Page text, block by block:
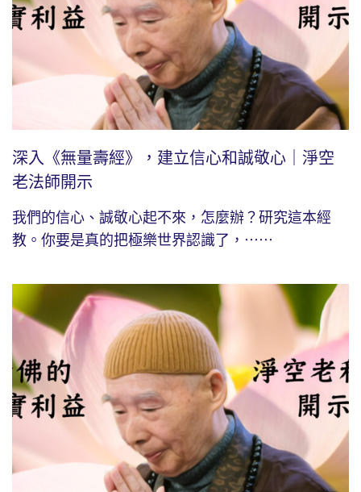
深入《無量壽經》，建立信心和誠敬心｜淨空
老法師開示
我們的信心、誠敬心起不來，怎麼辦？研究這本經
教。你要是真的把極樂世界認識了，⋯⋯